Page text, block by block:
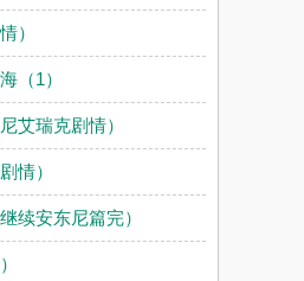
）
（1）
艾瑞克剧情）
情）
续安东尼篇完）